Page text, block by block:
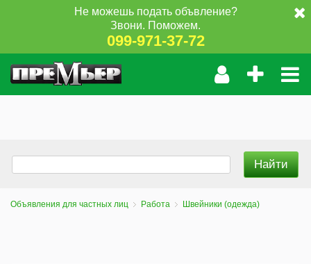
Не можешь подать объвление?
Звони. Поможем.
099-971-37-72
Объявления для частных лиц Работа Швейники (одежда)